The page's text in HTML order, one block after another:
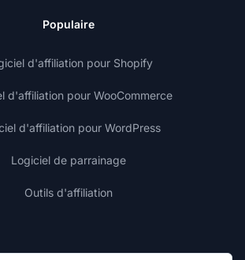
Populaire
d'affiliation pour Shopify
d'affiliation pour WooCommerce
d'affiliation pour WordPress
Logiciel de parrainage
Outils d'affiliation